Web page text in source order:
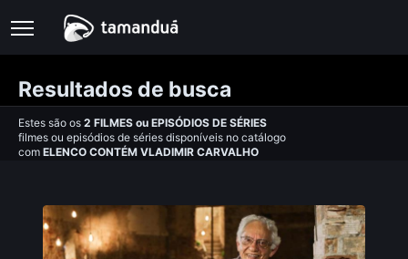
Resultados de busca
Estes são os 2 FILMES ou EPISÓDIOS DE SÉRIES
filmes ou episódios de séries disponíveis no catálogo
com ELENCO CONTÉM VLADIMIR CARVALHO